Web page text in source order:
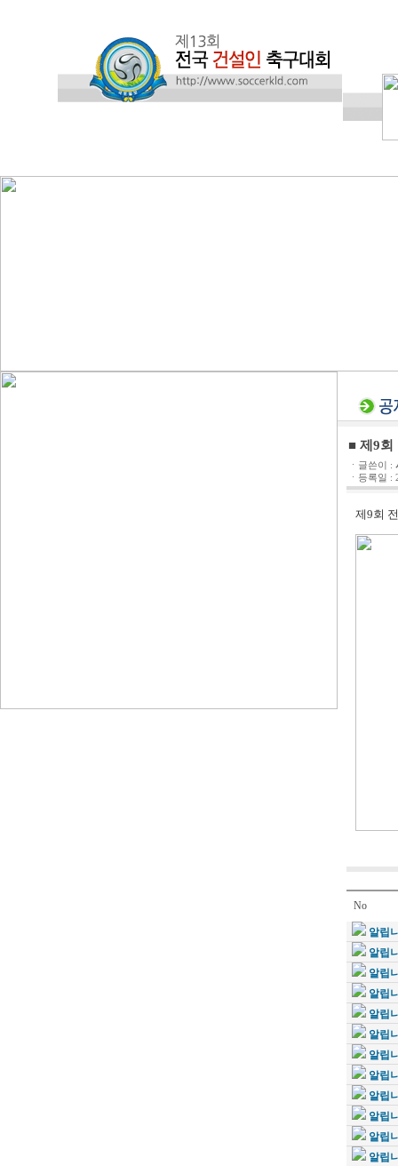
■ 제9회
ㆍ글쓴이 :
ㆍ등록일
제9회
No
알립
알립
알립
알립
알립
알립
알립
알립
알립
알립
알립
알립